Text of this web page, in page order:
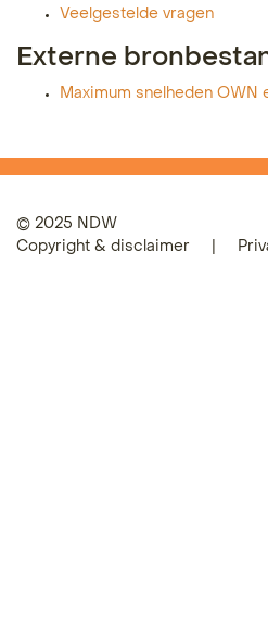
Veelgestelde vragen
Externe
Maximum snelheden OWN
© 2025 NDW
Copyright & disclaimer